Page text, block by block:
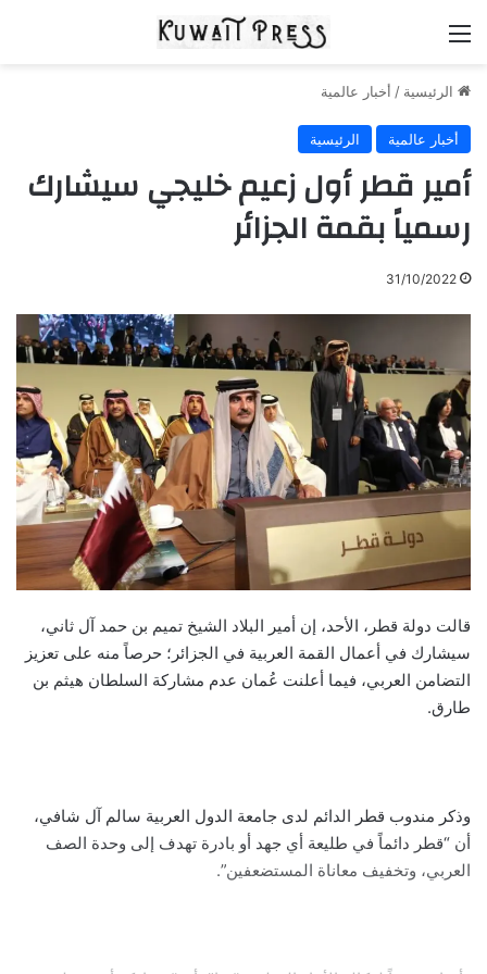
الرئيسية / أخبار عالمية
أخبار عالمية الرئيسية
أمير قطر أول زعيم خليجي سيشارك
رسمياً بقمة الجزائر
31/10/2022
قالت دولة قطر، الأحد، إن أمير البلاد الشيخ تميم بن حمد آل ثاني،
سيشارك في أعمال القمة العربية في الجزائر؛ حرصاً منه على تعزيز
التضامن العربي، فيما أعلنت عُمان عدم مشاركة السلطان هيثم بن
طارق.
وذكر مندوب قطر الدائم لدى جامعة الدول العربية سالم آل شافي،
أن “قطر دائماً في طليعة أي جهد أو بادرة تهدف إلى وحدة الصف
العربي، وتخفيف معاناة المستضعفين”.